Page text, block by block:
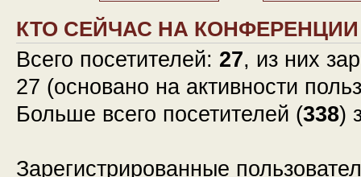
КТО СЕЙЧАС НА КОНФЕРЕНЦИИ
Всего посетителей: 27, из них
27 (основано на активности
Больше всего посетителей (338)
Зарегистрированные